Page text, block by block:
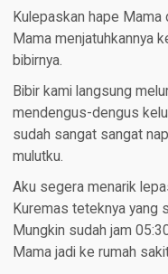
Kulepaskan hape
Mama menjatuhkannya
bibirnya.
Bibir kami langsung
mendengus-dengus
sudah sangat sangat
mulutku.
Aku segera menarik
Kuremas teteknya yang
Mungkin sudah jam
Mama jadi ke rumah